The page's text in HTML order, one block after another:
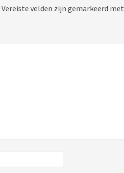
Vereiste velden zijn gemarkeerd met